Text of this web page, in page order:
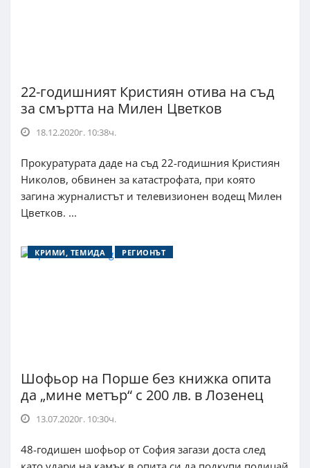
22-годишният Кристиян отива на съд
за смъртта на Милен Цветков
18.12.2020г. 10:38ч.
Прокуратурата даде на съд 22-годишния Кристиян
Николов, обвинен за катастрофата, при която
загина журналистът и телевизионен водещ Милен
Цветков. ...
КРИМИ, ТЕМИДА РЕГИОНЪТ
Шофьор на Порше без книжка опита
да „мине метър“ с 200 лв. в Лозенец
13.07.2020г. 10:30ч.
48-годишен шофьор от София загази доста след